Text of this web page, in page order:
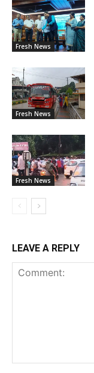
Fresh News
Fresh News
Fresh News
LEAVE A REPLY